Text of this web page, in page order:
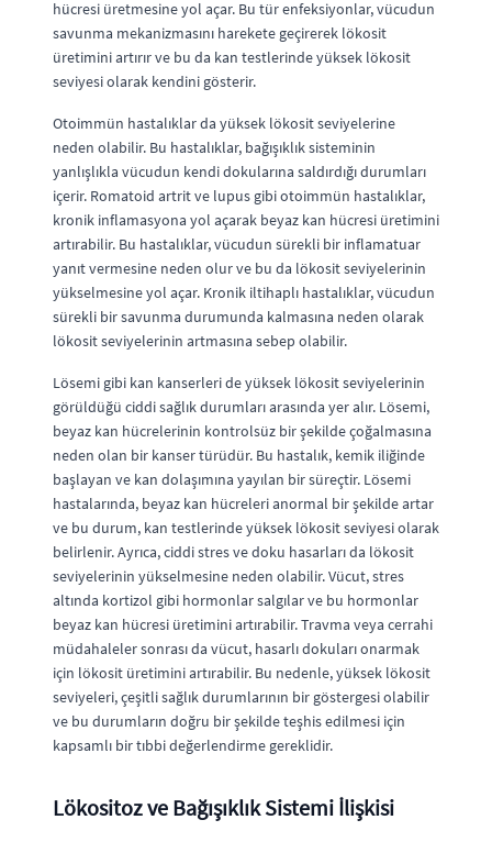
hücresi üretmesine yol açar. Bu tür enfeksiyonlar, vücudun
savunma mekanizmasını harekete geçirerek lökosit
üretimini artırır ve bu da kan testlerinde yüksek lökosit
seviyesi olarak kendini gösterir.
Otoimmün hastalıklar da yüksek lökosit seviyelerine
neden olabilir. Bu hastalıklar, bağışıklık sisteminin
yanlışlıkla vücudun kendi dokularına saldırdığı durumları
içerir. Romatoid artrit ve lupus gibi otoimmün hastalıklar,
kronik inflamasyona yol açarak beyaz kan hücresi üretimini
artırabilir. Bu hastalıklar, vücudun sürekli bir inflamatuar
yanıt vermesine neden olur ve bu da lökosit seviyelerinin
yükselmesine yol açar. Kronik iltihaplı hastalıklar, vücudun
sürekli bir savunma durumunda kalmasına neden olarak
lökosit seviyelerinin artmasına sebep olabilir.
Lösemi gibi kan kanserleri de yüksek lökosit seviyelerinin
görüldüğü ciddi sağlık durumları arasında yer alır. Lösemi,
beyaz kan hücrelerinin kontrolsüz bir şekilde çoğalmasına
neden olan bir kanser türüdür. Bu hastalık, kemik iliğinde
başlayan ve kan dolaşımına yayılan bir süreçtir. Lösemi
hastalarında, beyaz kan hücreleri anormal bir şekilde artar
ve bu durum, kan testlerinde yüksek lökosit seviyesi olarak
belirlenir. Ayrıca, ciddi stres ve doku hasarları da lökosit
seviyelerinin yükselmesine neden olabilir. Vücut, stres
altında kortizol gibi hormonlar salgılar ve bu hormonlar
beyaz kan hücresi üretimini artırabilir. Travma veya cerrahi
müdahaleler sonrası da vücut, hasarlı dokuları onarmak
için lökosit üretimini artırabilir. Bu nedenle, yüksek lökosit
seviyeleri, çeşitli sağlık durumlarının bir göstergesi olabilir
ve bu durumların doğru bir şekilde teşhis edilmesi için
kapsamlı bir tıbbi değerlendirme gereklidir.
Lökositoz ve Bağışıklık Sistemi İlişkisi